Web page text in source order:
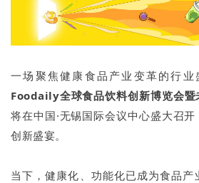
一场聚焦健康食品产业变革的行业
Foodaily全球食品饮料创新博览会暨
将在中国·无锡国际会议中心盛大召
创新盛宴。
当下，健康化、功能化已成为食品产